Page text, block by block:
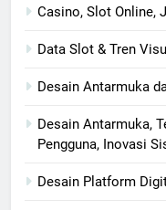
Casino, Slot Online,
Data Slot & Tren
Desain Antarmuka
Desain Antarmuka,
Pengguna, Inovasi
Desain Platform